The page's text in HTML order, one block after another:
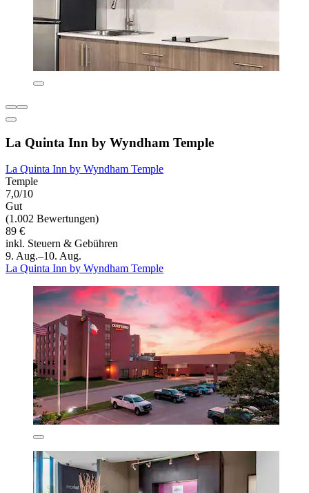
La Quinta Inn by Wyndham Temple
La Quinta Inn by Wyndham Temple
Temple
7,0/10
Gut
(1.002 Bewertungen)
89 €
inkl. Steuern & Gebühren
9. Aug.–10. Aug.
La Quinta Inn by Wyndham Temple